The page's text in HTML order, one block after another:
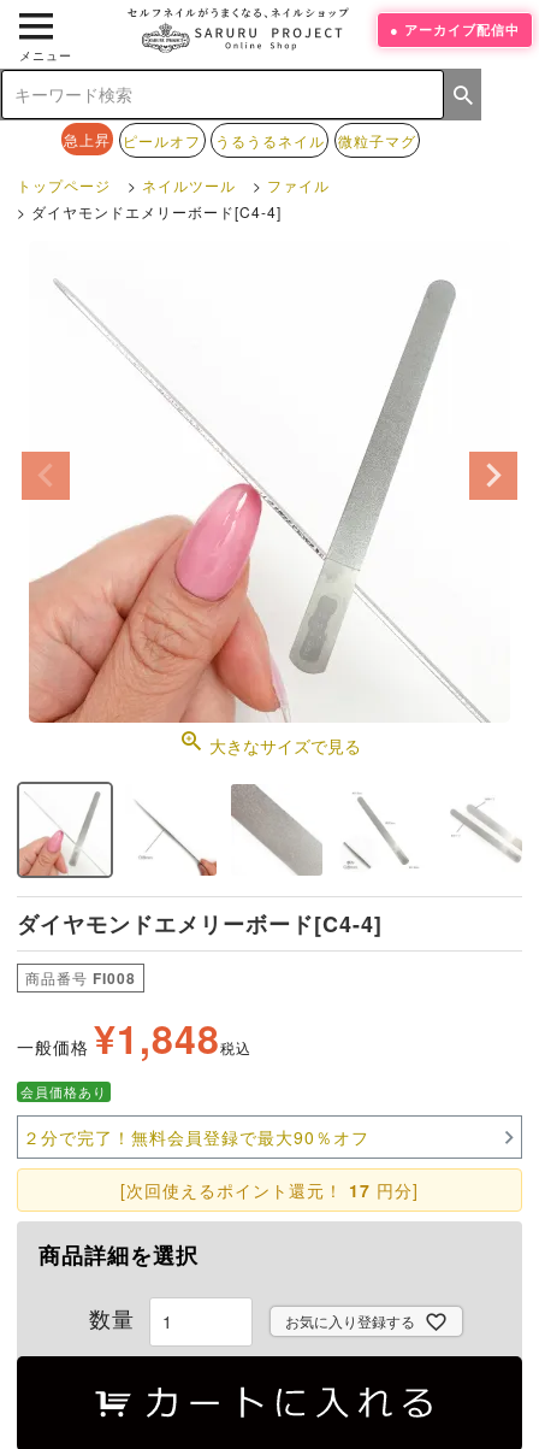
メニュー
急上昇 ピールオフ うるうるネイル 微粒子マグ
アーカイブ配信中
トップページ ネイルツール
ファイル
ダイヤモンドエメリーボード[C4-4]
大きなサイズで見る
ダイヤモンドエメリーボード[C4-4]
商品番号 FI008
一般価格 ¥1,848税込
会員価格あり
２分で完了！無料会員登録で最大90％オフ
[次回使えるポイント還元！ 17 円分]
商品詳細を選択
お気に入り登録する